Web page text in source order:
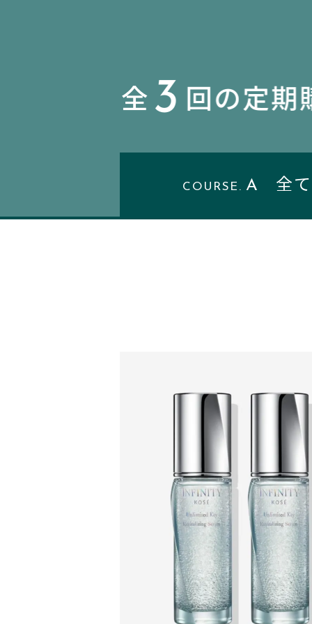
COURSE. A 全